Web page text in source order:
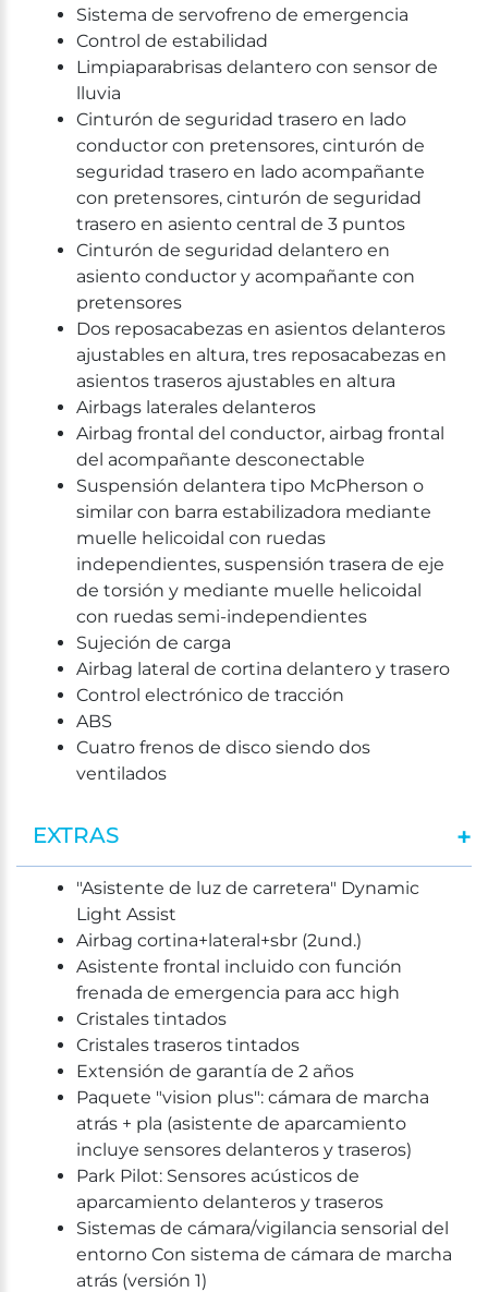
Sistema de servofreno de emergencia
Control de estabilidad
Limpiaparabrisas delantero con sensor de
lluvia
Cinturón de seguridad trasero en lado
conductor con pretensores, cinturón de
seguridad trasero en lado acompañante
con pretensores, cinturón de seguridad
trasero en asiento central de 3 puntos
Cinturón de seguridad delantero en
asiento conductor y acompañante con
pretensores
Dos reposacabezas en asientos delanteros
ajustables en altura, tres reposacabezas en
asientos traseros ajustables en altura
Airbags laterales delanteros
Airbag frontal del conductor, airbag frontal
del acompañante desconectable
Suspensión delantera tipo McPherson o
similar con barra estabilizadora mediante
muelle helicoidal con ruedas
independientes, suspensión trasera de eje
de torsión y mediante muelle helicoidal
con ruedas semi-independientes
Sujeción de carga
Airbag lateral de cortina delantero y trasero
Control electrónico de tracción
ABS
Cuatro frenos de disco siendo dos
ventilados
EXTRAS
"Asistente de luz de carretera" Dynamic
Light Assist
Airbag cortina+lateral+sbr (2und.)
Asistente frontal incluido con función
frenada de emergencia para acc high
Cristales tintados
Cristales traseros tintados
Extensión de garantía de 2 años
Paquete "vision plus": cámara de marcha
atrás + pla (asistente de aparcamiento
incluye sensores delanteros y traseros)
Park Pilot: Sensores acústicos de
aparcamiento delanteros y traseros
Sistemas de cámara/vigilancia sensorial del
entorno Con sistema de cámara de marcha
atrás (versión 1)